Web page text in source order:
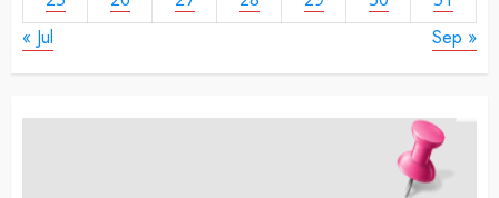
« Jul Sep »